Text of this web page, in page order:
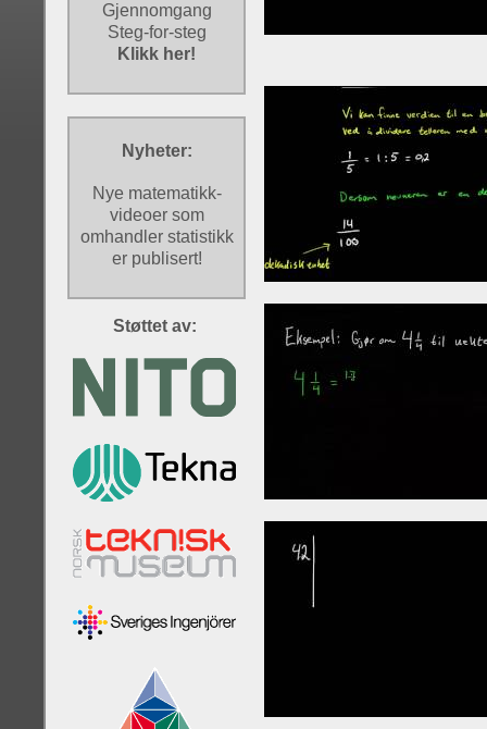
Gjennomgang
Steg-for-steg
Klikk her!
Nyheter:
Nye matematikk-
videoer som
omhandler statistikk
er publisert!
Støttet av: